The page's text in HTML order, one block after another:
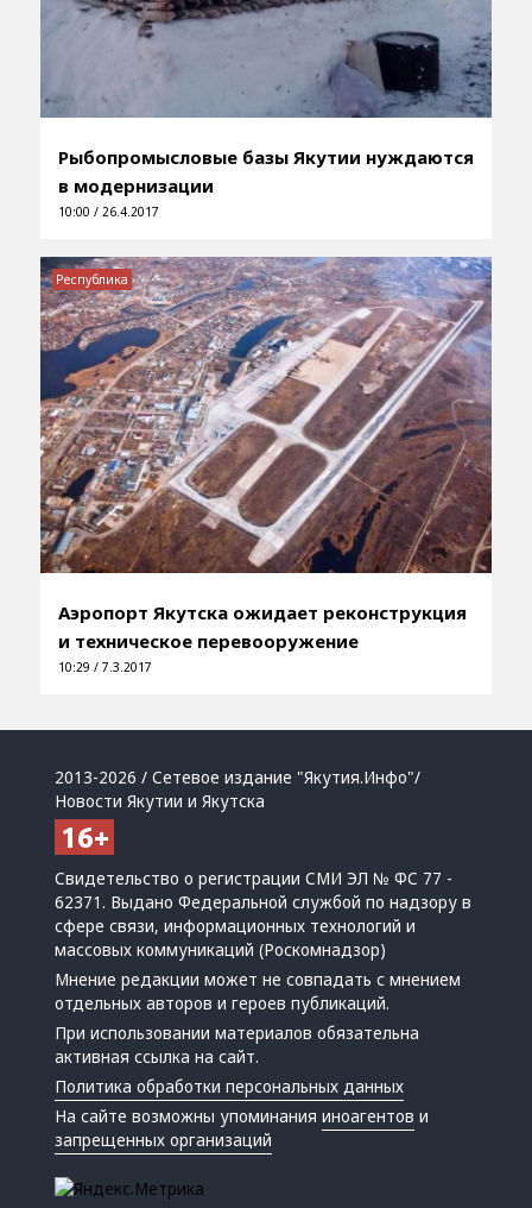
Рыбопромысловые базы Якутии нуждаются
в модернизации
10:00 / 26.4.2017
Аэропорт Якутска ожидает реконструкция
и техническое перевооружение
10:29 / 7.3.2017
Республика
2013-2026 / Сетевое издание "Якутия.Инфо"/
Новости Якутии и Якутска
Свидетельство о регистрации СМИ ЭЛ № ФС 77 -
62371. Выдано Федеральной службой по надзору в
сфере связи, информационных технологий и
массовых коммуникаций (Роскомнадзор)
Мнение редакции может не совпадать с мнением
отдельных авторов и героев публикаций.
При использовании материалов обязательна
активная ссылка на сайт.
Политика обработки персональных данных
На сайте возможны упоминанияиноагентов и
запрещенных организаций